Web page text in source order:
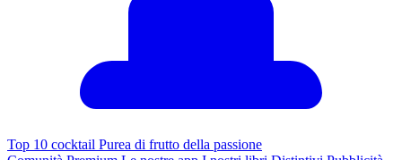
Top 10 cocktail Purea di frutto della passione